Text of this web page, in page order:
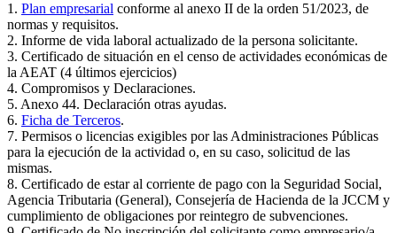
1. Plan empresarial conforme al anexo II de la orden 51/2023, de
normas y requisitos.
2. Informe de vida laboral actualizado de la persona solicitante.
3. Certificado de situación en el censo de actividades económicas de
la AEAT (4 últimos ejercicios)
4. Compromisos y Declaraciones.
5. Anexo 44. Declaración otras ayudas.
6. Ficha de Terceros.
7. Permisos o licencias exigibles por las Administraciones Públicas
para la ejecución de la actividad o, en su caso, solicitud de las
mismas.
8. Certificado de estar al corriente de pago con la Seguridad Social,
Agencia Tributaria (General), Consejería de Hacienda de la JCCM y
cumplimiento de obligaciones por reintegro de subvenciones.